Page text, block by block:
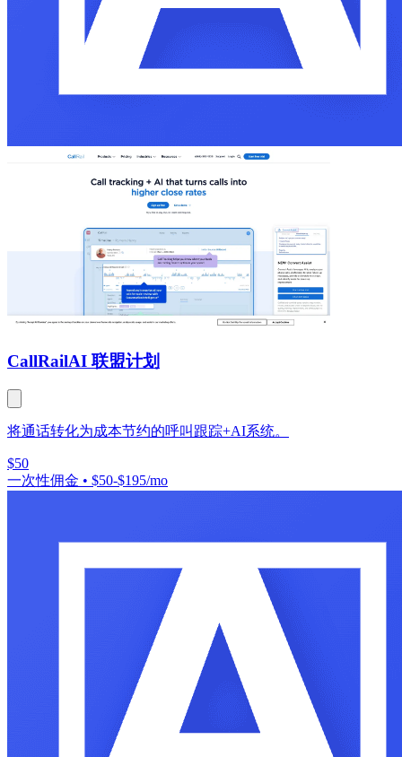
CallRailAI 联盟计划
将通话转化为成本节约的呼叫跟踪+AI系统。
$50
一次性佣金 • $50-$195/mo